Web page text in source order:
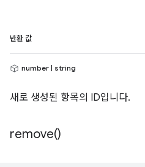
반환 값
number | string
새로 생성된 항목의 ID입니다.
remove()